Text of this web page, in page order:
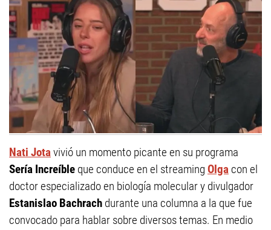
Nati Jotavivió un momento picante en su programa
Sería Increíble que conduce en el streaming Olga con el
doctor especializado en biología molecular y divulgador
Estanislao Bachrach durante una columna a la que fue
convocado para hablar sobre diversos temas. En medio